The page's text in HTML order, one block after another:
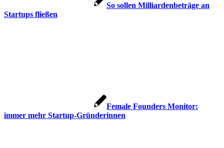
So sollen Milliardenbeträge an
Startups fließen
Female Founders Monitor:
immer mehr Startup-Gründerinnen